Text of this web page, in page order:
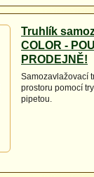
Truhlík
COLOR -
PRODEJNĚ!
Samozavlažovací
prostoru pomocí
pipetou.